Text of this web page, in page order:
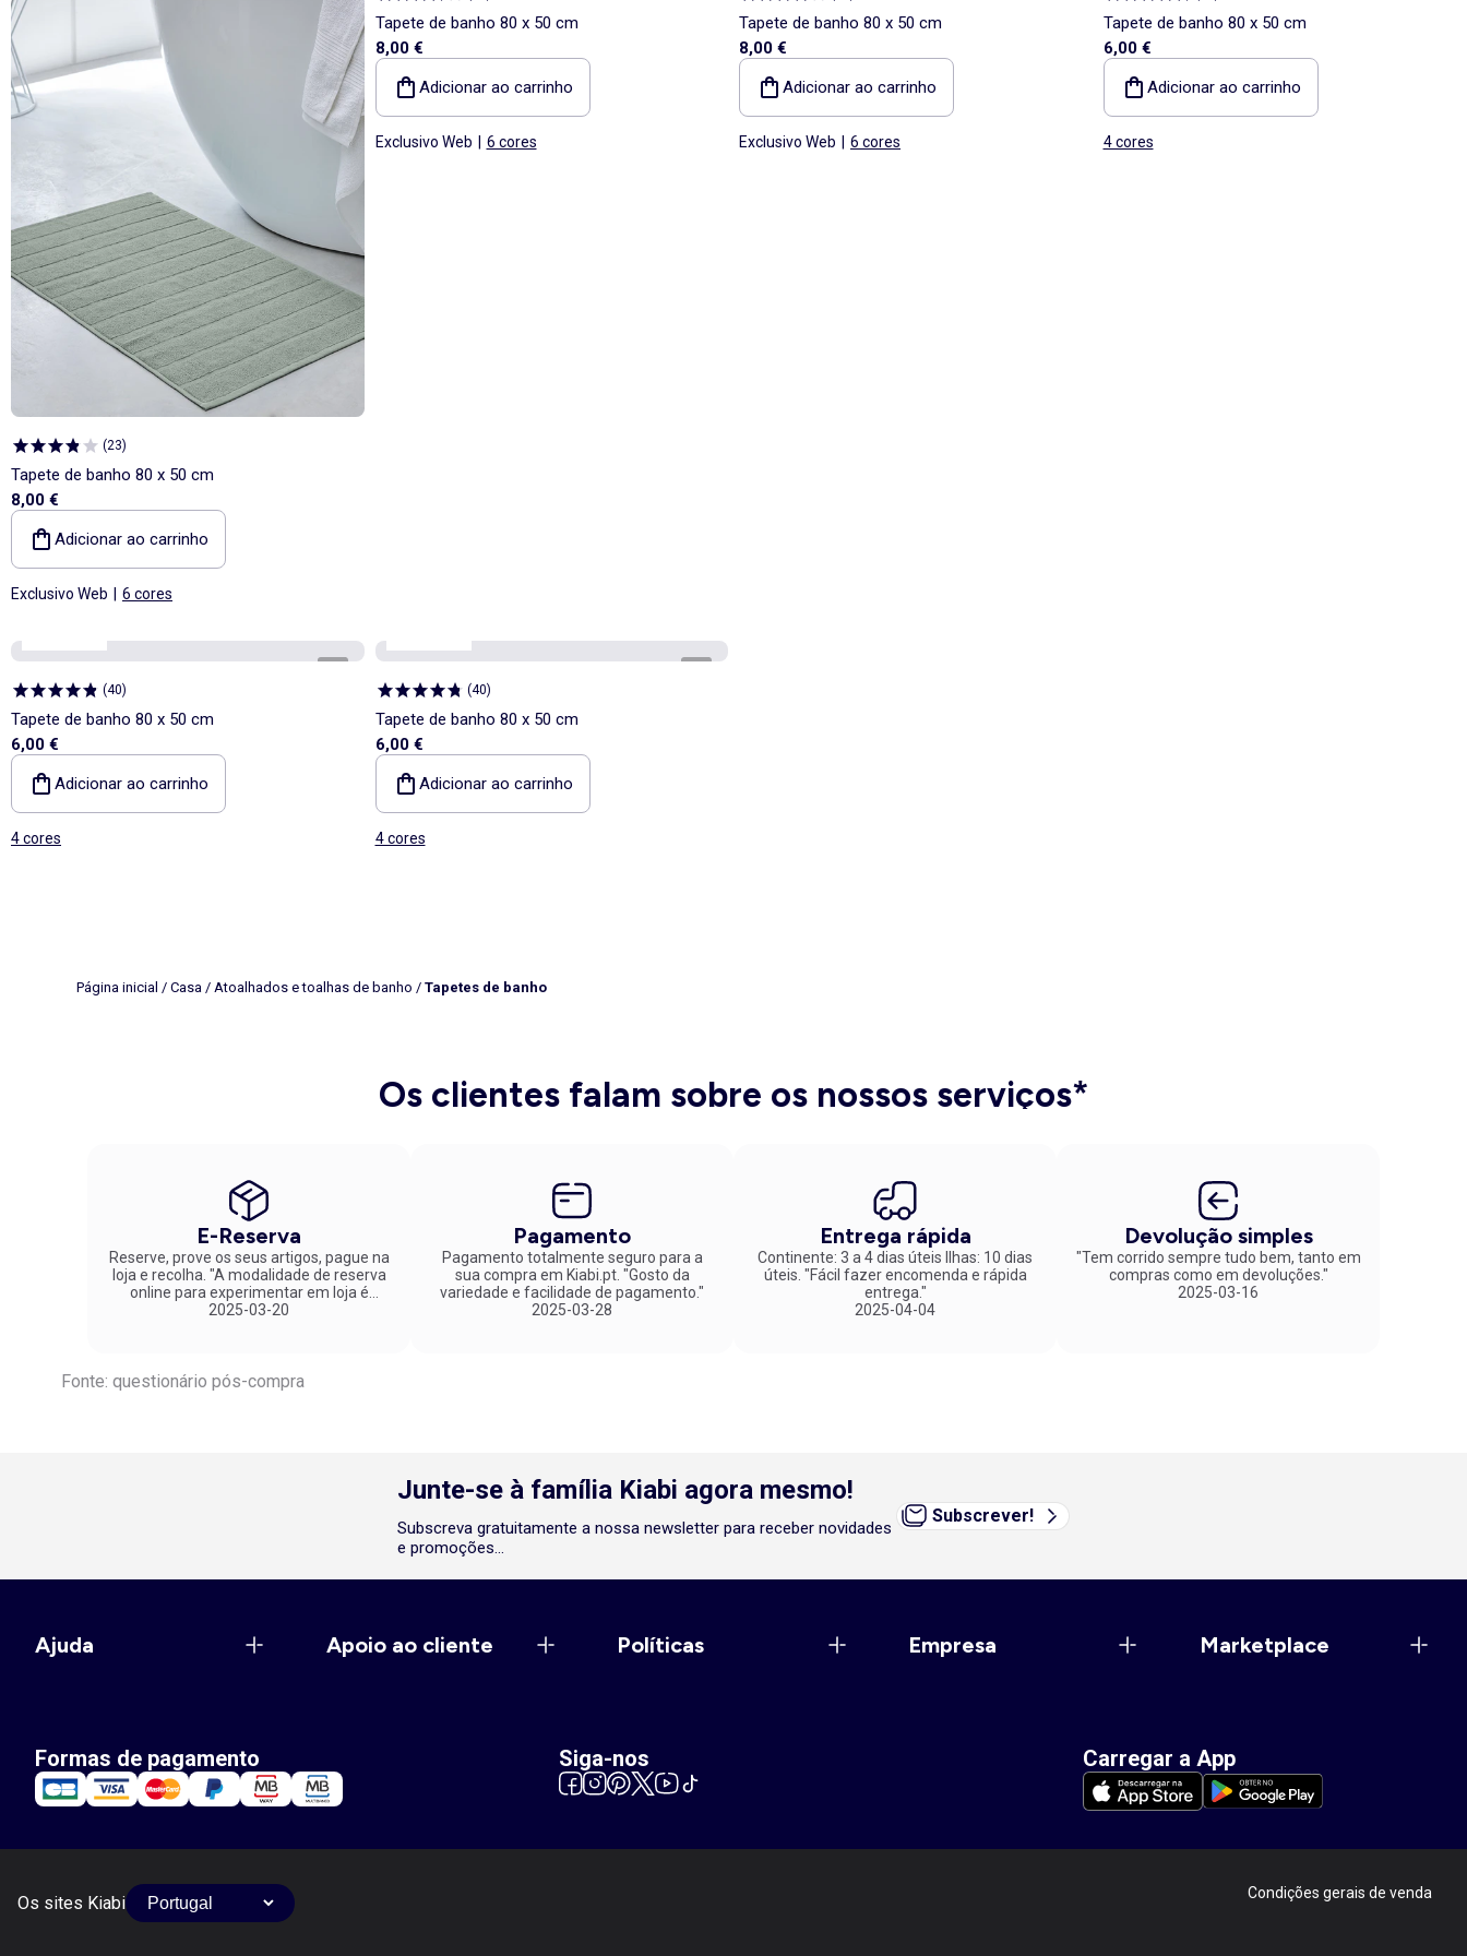
(23)
Tapete de banho 80 x 50 cm
8,00 €
Adicionar ao carrinho
Exclusivo Web 6 cores
Tapete de banho 80 x 50 cm
8,00 €
Adicionar ao carrinho
Exclusivo Web 6 cores
Tapete de banho 80 x 50 cm
8,00 €
Adicionar ao carrinho
Exclusivo Web 6 cores
Tapete de banho 80 x 50 cm
6,00 €
Adicionar ao carrinho
4 cores
(40)
Tapete de banho 80 x 50 cm
6,00 €
Adicionar ao carrinho
4 cores
(40)
Tapete de banho 80 x 50 cm
6,00 €
Adicionar ao carrinho
4 cores
Página inicial / Casa / Atoalhados e toalhas de banho / Tapetes de banho
Os clientes falam sobre os nossos serviços*
E-Reserva
Reserve, prove os seus artigos, pague na
loja e recolha. "A modalidade de reserva
online para experimentar em loja é
fantástica. Parabéns pela inovação!"
2025-03-20
Pagamento
Pagamento totalmente seguro para a
sua compra em Kiabi.pt. "Gosto da
variedade e facilidade de pagamento."
2025-03-28
Entrega rápida
Continente: 3 a 4 dias úteis Ilhas: 10 dias
úteis. "Fácil fazer encomenda e rápida
entrega."
2025-04-04
Devolução simples
"Tem corrido sempre tudo bem, tanto em
compras como em devoluções."
2025-03-16
Fonte: questionário pós-compra
Junte-se à família Kiabi agora mesmo!
Subscreva gratuitamente a nossa newsletter para receber novidades
e promoções...
Subscrever!
Ajuda Apoio ao cliente Políticas Empresa Marketplace
Formas de pagamento Siga-nos Carregar a App
Os sites Kiabi Condições gerais de venda